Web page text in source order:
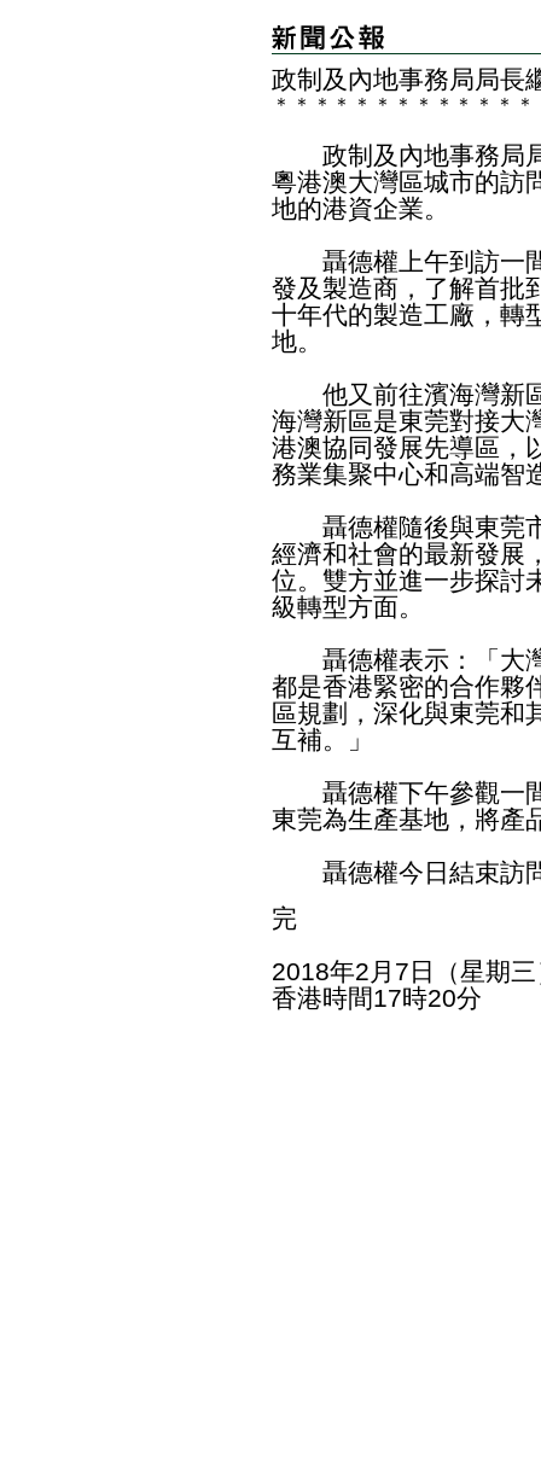
政制及內地事務局局長
＊ ＊ ＊ ＊ ＊ ＊ ＊ ＊ ＊ ＊ ＊ ＊ ＊
政制及內地事務局局
粵港澳大灣區城市的訪
地的港資企業。
聶德權上午到訪一間
發及製造商，了解首批
十年代的製造工廠，轉
地。
他又前往濱海灣新區
海灣新區是東莞對接大
港澳協同發展先導區，
務業集聚中心和高端智
聶德權隨後與東莞市
經濟和社會的最新發展
位。雙方並進一步探討
級轉型方面。
聶德權表示：「大灣
都是香港緊密的合作夥
區規劃，深化與東莞和
互補。」
聶德權下午參觀一間
東莞為生產基地，將產
聶德權今日結束訪
完
2018年2月7日（星期
香港時間17時20分